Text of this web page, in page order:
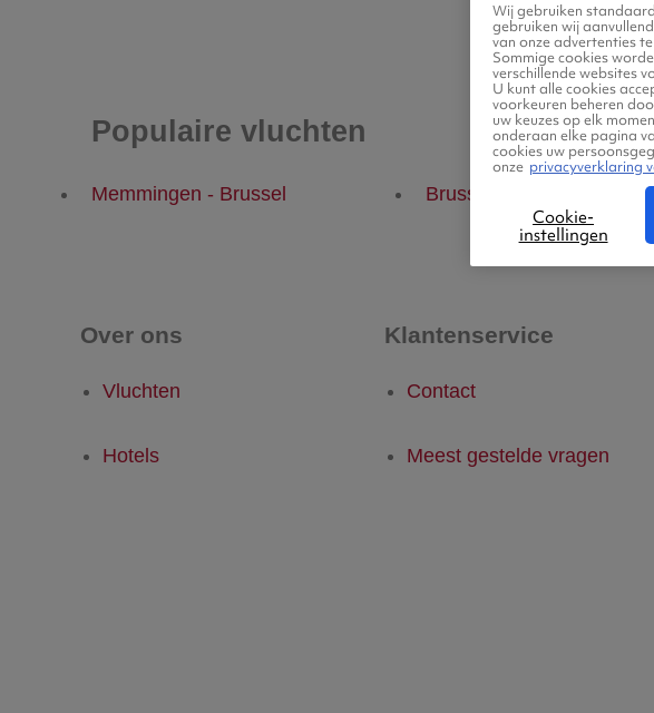
Populaire vluchten
Memmingen - Brussel Brussel - Memmingen
Over ons
Vluchten
Hotels
Klantenservice
Contact
Meest gestelde vragen
Wij gebruiken
gebruiken wij
van onze advertenties
Sommige cookies
verschillende websites
U kunt alle cookies
voorkeuren beheren
uw keuzes op elk
onderaan elke pagina
cookies uw
onze privacyverklaring
Cookie-
instellingen